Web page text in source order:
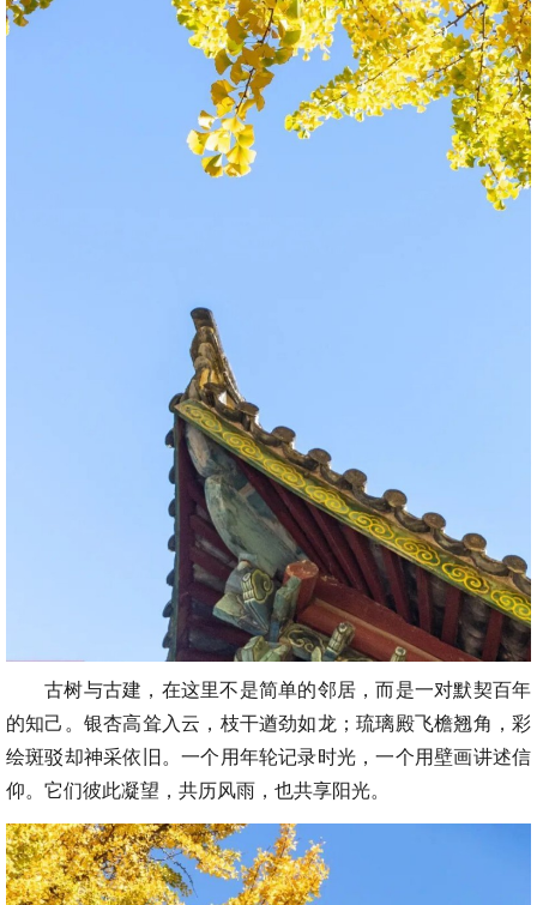
古树与古建，在这里不是简单的邻居，而是一对默契百年
的知己。银杏高耸入云，枝干遒劲如龙；琉璃殿飞檐翘角，彩
绘斑驳却神采依旧。一个用年轮记录时光，一个用壁画讲述信
仰。它们彼此凝望，共历风雨，也共享阳光。